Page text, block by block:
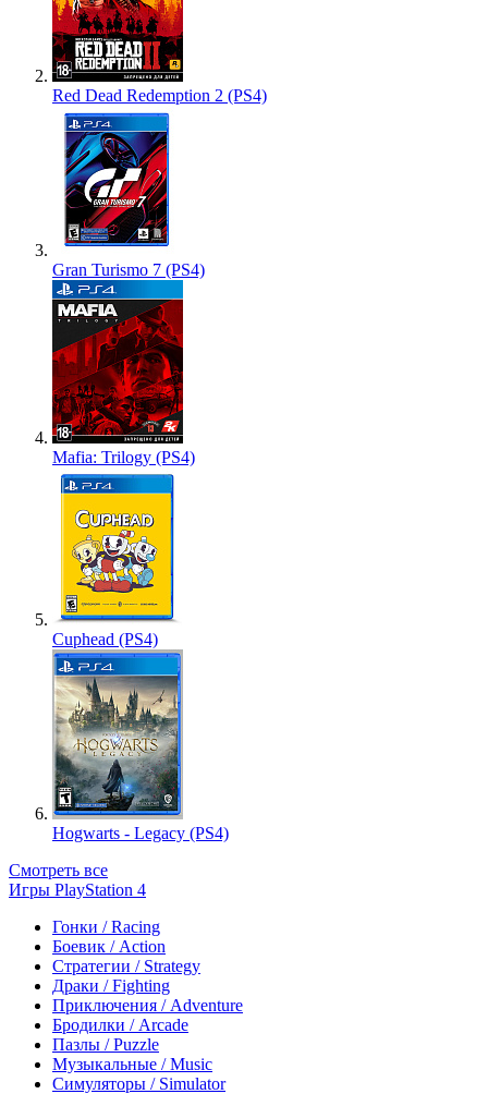
Red Dead Redemption 2 (PS4)
Gran Turismo 7 (PS4)
Mafia: Trilogy (PS4)
Cuphead (PS4)
Hogwarts - Legacy (PS4)
Смотреть все
Игры PlayStation 4
Гонки / Racing
Боевик / Action
Стратегии / Strategy
Драки / Fighting
Приключения / Adventure
Бродилки / Arcade
Пазлы / Puzzle
Музыкальные / Music
Симуляторы / Simulator